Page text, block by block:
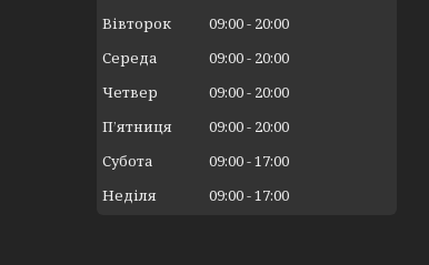
Вівторок
09:00
20:00
Середа
09:00
20:00
Четвер
09:00
20:00
Пʼятниця
09:00
20:00
Субота
09:00 17:00
Неділя
09:00 17:00